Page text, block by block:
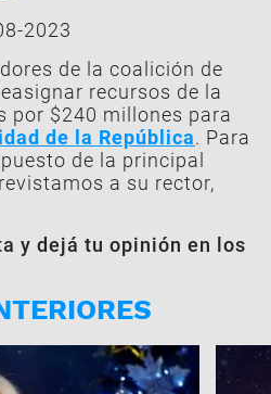
2023
de la coalición de
recursos de la
por $240 millones para
de la República. Para
de la principal
a su rector,
y dejá tu opinión en los